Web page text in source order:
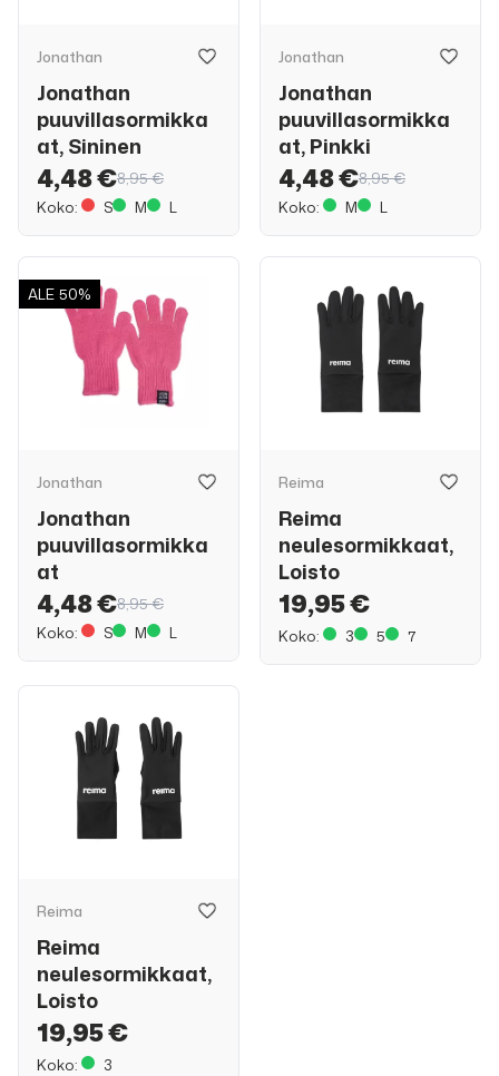
Jonathan
Jonathan
puuvillasormikka
at, Sininen
4,48 €8,95 €
Koko:
S M L
Jonathan
Jonathan
puuvillasormikka
at, Pinkki
4,48 €8,95 €
Koko:
M L
ALE 50%
Jonathan
Jonathan
puuvillasormikka
at
4,48 €8,95 €
Koko:
S M L
Reima
Reima
neulesormikkaat,
Loisto
19,95 €
Koko: 3 5 7
Reima
Reima
neulesormikkaat,
Loisto
19,95 €
Koko: 3